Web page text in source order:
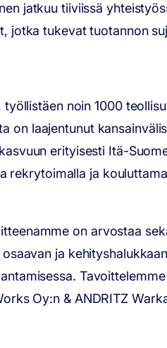
jatkuu tiiviissä
jotka tukevat tuotannon
noin 1000
on laajentunut
erityisesti Itä-
rekrytoimalla ja
on arvostaa
ja
Oy:n & ANDRITZ